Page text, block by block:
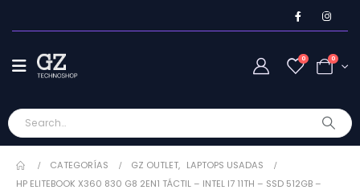
0 0
CATEGORÍAS GZ OUTLET, LAPTOPS USADAS
HP ELITEBOOK X360 830 G8 2EN1 TÁCTIL – INTEL I7 11TH – SSD 512GB –